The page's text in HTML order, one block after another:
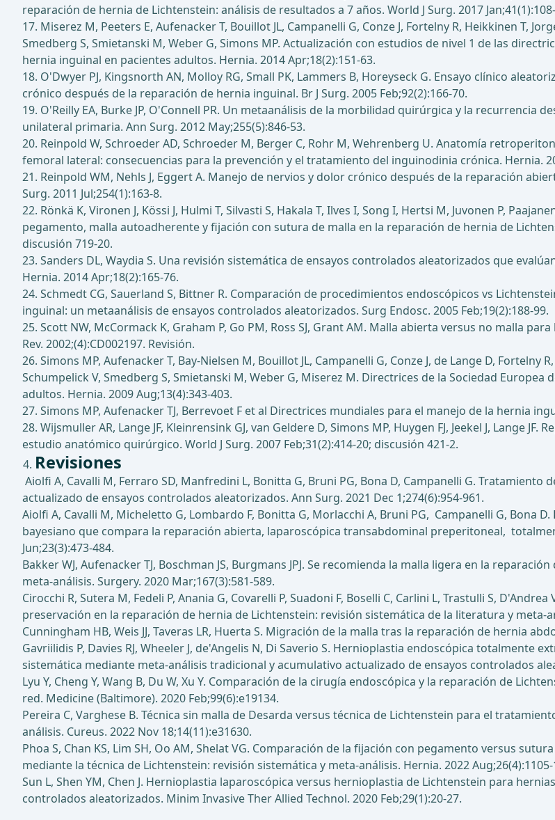
reparación de hernia de Lichtenstein: análisis de resultados a 7 años. World J Surg. 2017
17. Miserez M, Peeters E, Aufenacker T, Bouillot JL, Campanelli G, Conze J, Fortelny R, Heikkinen T,
Smedberg S, Smietanski M, Weber G, Simons MP. Actualización con estudios de nivel 1 de las
hernia inguinal en pacientes adultos. Hernia. 2014 Apr;18(2):151-63.
18. O'Dwyer PJ, Kingsnorth AN, Molloy RG, Small PK, Lammers B, Horeyseck G. Ensayo clínico
crónico después de la reparación de hernia inguinal. Br J Surg. 2005 Feb;92(2):166-70.
19. O'Reilly EA, Burke JP, O'Connell PR. Un metaanálisis de la morbilidad quirúrgica y la recurrencia
unilateral primaria. Ann Surg. 2012 May;255(5):846-53.
20. Reinpold W, Schroeder AD, Schroeder M, Berger C, Rohr M, Wehrenberg U. Anatomía
femoral lateral: consecuencias para la prevención y el tratamiento del inguinodinia crónica. Hernia.
21. Reinpold WM, Nehls J, Eggert A. Manejo de nervios y dolor crónico después de la reparación
Surg. 2011 Jul;254(1):163-8.
22. Rönkä K, Vironen J, Kössi J, Hulmi T, Silvasti S, Hakala T, Ilves I, Song I, Hertsi M, Juvonen P,
pegamento, malla autoadherente y fijación con sutura de malla en la reparación de hernia de
discusión 719-20.
23. Sanders DL, Waydia S. Una revisión sistemática de ensayos controlados aleatorizados que
Hernia. 2014 Apr;18(2):165-76.
24. Schmedt CG, Sauerland S, Bittner R. Comparación de procedimientos endoscópicos vs
inguinal: un metaanálisis de ensayos controlados aleatorizados. Surg Endosc. 2005 Feb;19(2):188-99.
25. Scott NW, McCormack K, Graham P, Go PM, Ross SJ, Grant AM. Malla abierta versus no malla
Rev. 2002;(4):CD002197. Revisión.
26. Simons MP, Aufenacker T, Bay-Nielsen M, Bouillot JL, Campanelli G, Conze J, de Lange D, Fortelny
Schumpelick V, Smedberg S, Smietanski M, Weber G, Miserez M. Directrices de la Sociedad
adultos. Hernia. 2009 Aug;13(4):343-403.
27. Simons MP, Aufenacker TJ, Berrevoet F et al Directrices mundiales para el manejo de la hernia
28. Wijsmuller AR, Lange JF, Kleinrensink GJ, van Geldere D, Simons MP, Huygen FJ, Jeekel J, Lange
estudio anatómico quirúrgico. World J Surg. 2007 Feb;31(2):414-20; discusión 421-2.
Revisiones
Aiolfi A, Cavalli M, Ferraro SD, Manfredini L, Bonitta G, Bruni PG, Bona D, Campanelli G.
actualizado de ensayos controlados aleatorizados. Ann Surg. 2021 Dec 1;274(6):954-961.
Aiolfi A, Cavalli M, Micheletto G, Lombardo F, Bonitta G, Morlacchi A, Bruni PG, Campanelli G, Bona
bayesiano que compara la reparación abierta, laparoscópica transabdominal preperitoneal,
Jun;23(3):473-484.
Bakker WJ, Aufenacker TJ, Boschman JS, Burgmans JPJ. Se recomienda la malla ligera en la
meta-análisis. Surgery. 2020 Mar;167(3):581-589.
Cirocchi R, Sutera M, Fedeli P, Anania G, Covarelli P, Suadoni F, Boselli C, Carlini L, Trastulli S,
preservación en la reparación de hernia de Lichtenstein: revisión sistemática de la literatura y meta-
Cunningham HB, Weis JJ, Taveras LR, Huerta S. Migración de la malla tras la reparación de hernia
Gavriilidis P, Davies RJ, Wheeler J, de'Angelis N, Di Saverio S. Hernioplastia endoscópica totalmente
sistemática mediante meta-análisis tradicional y acumulativo actualizado de ensayos controlados
Lyu Y, Cheng Y, Wang B, Du W, Xu Y. Comparación de la cirugía endoscópica y la reparación de
red. Medicine (Baltimore). 2020 Feb;99(6):e19134.
Pereira C, Varghese B. Técnica sin malla de Desarda versus técnica de Lichtenstein para el
análisis. Cureus. 2022 Nov 18;14(11):e31630.
Phoa S, Chan KS, Lim SH, Oo AM, Shelat VG. Comparación de la fijación con pegamento versus
mediante la técnica de Lichtenstein: revisión sistemática y meta-análisis. Hernia. 2022 Aug;26(4):1105-
Sun L, Shen YM, Chen J. Hernioplastia laparoscópica versus hernioplastia de Lichtenstein para
controlados aleatorizados. Minim Invasive Ther Allied Technol. 2020 Feb;29(1):20-27.